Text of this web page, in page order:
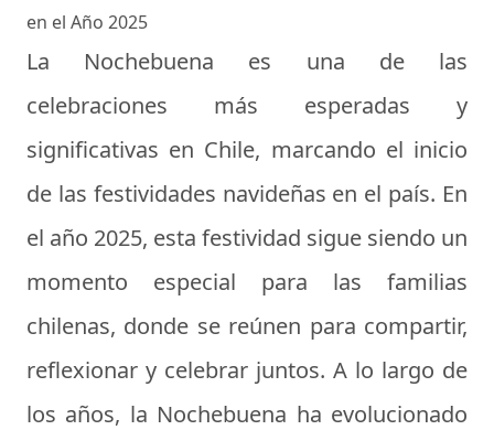
en el Año 2025
La Nochebuena es una de las
celebraciones más esperadas y
significativas en Chile, marcando el inicio
de las festividades navideñas en el país. En
el año 2025, esta festividad sigue siendo un
momento especial para las familias
chilenas, donde se reúnen para compartir,
reflexionar y celebrar juntos. A lo largo de
los años, la Nochebuena ha evolucionado